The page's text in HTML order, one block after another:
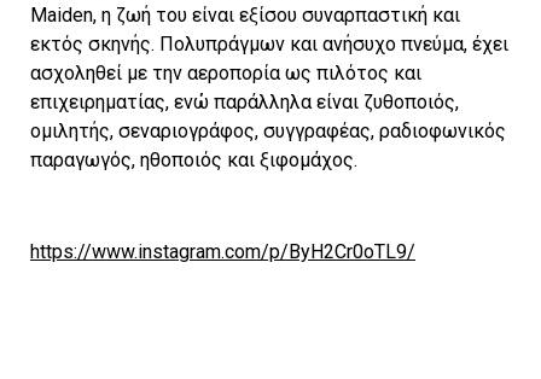
Maiden, η ζωή του είναι εξίσου συναρπαστική και
εκτός σκηνής. Πολυπράγμων και ανήσυχο πνεύμα, έχει
ασχοληθεί με την αεροπορία ως πιλότος και
επιχειρηματίας, ενώ παράλληλα είναι ζυθοποιός,
ομιλητής, σεναριογράφος, συγγραφέας, ραδιοφωνικός
παραγωγός, ηθοποιός και ξιφομάχος.
https://www.instagram.com/p/ByH2Cr0oTL9/